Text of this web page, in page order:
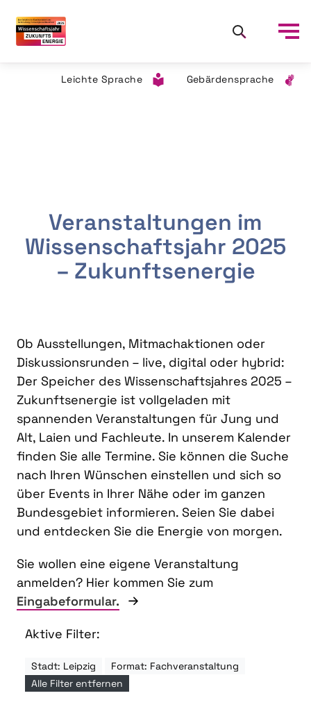
Leichte Sprache Gebärdensprache
Veranstaltungen im
Wissenschaftsjahr 2025
– Zukunftsenergie
Ob Ausstellungen, Mitmachaktionen oder
Diskussionsrunden – live, digital oder hybrid:
Der Speicher des Wissenschaftsjahres 2025 –
Zukunftsenergie ist vollgeladen mit
spannenden Veranstaltungen für Jung und
Alt, Laien und Fachleute. In unserem Kalender
finden Sie alle Termine. Sie können die Suche
nach Ihren Wünschen einstellen und sich so
über Events in Ihrer Nähe oder im ganzen
Bundesgebiet informieren. Seien Sie dabei
und entdecken Sie die Energie von morgen.
Sie wollen eine eigene Veranstaltung
anmelden? Hier kommen Sie zum
Eingabeformular.
Aktive Filter:
Stadt: Leipzig
Format: Fachveranstaltung
Alle Filter entfernen